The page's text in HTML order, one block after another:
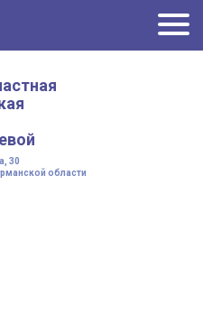
30
области